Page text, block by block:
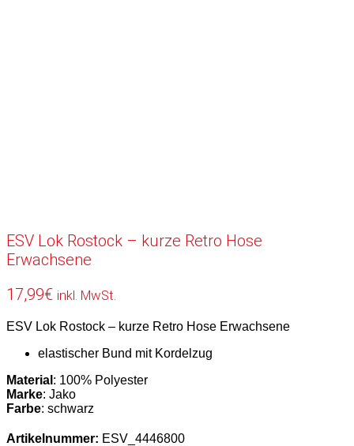
ESV Lok Rostock – kurze Retro Hose
Erwachsene
17,99€ inkl. MwSt.
ESV Lok Rostock – kurze Retro Hose Erwachsene
elastischer Bund mit Kordelzug
Material : 100% Polyester
Marke: Jako
Farbe: schwarz
Artikelnummer: ESV_4446800